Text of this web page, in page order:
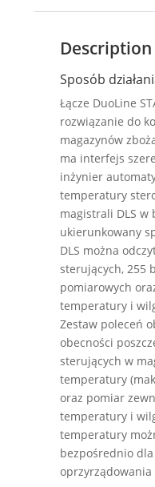
Description
Sposób
Łącze DuoLine
rozwiązanie do
magazynów
ma interfejs
inżynier
temperatury
magistrali DLS w
ukierunkowany
DLS można
sterujących, 255
pomiarowych
temperatury i
Zestaw poleceń
obecności
sterujących w
temperatury
oraz pomiar
temperatury i
temperatury
bezpośrednio